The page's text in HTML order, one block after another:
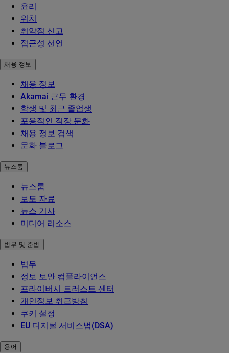
윤리
위치
취약점 신고
접근성 선언
채용 정보
채용 정보
Akamai 근무 환경
학생 및 최근 졸업생
포용적인 직장 문화
채용 정보 검색
문화 블로그
뉴스룸
뉴스룸
보도 자료
뉴스 기사
미디어 리소스
법무 및 준법
법무
정보 보안 컴플라이언스
프라이버시 트러스트 센터
개인정보 취급방침
쿠키 설정
EU 디지털 서비스법(DSA)
용어